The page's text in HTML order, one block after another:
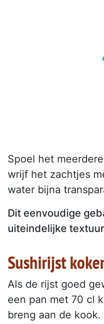
Spoel het
wrijf het zachtjes
water bijna
Dit eenvoudige
uiteindelijke
Sushirijst
Als de rijst goed
een pan met 70 cl
breng aan de kook.